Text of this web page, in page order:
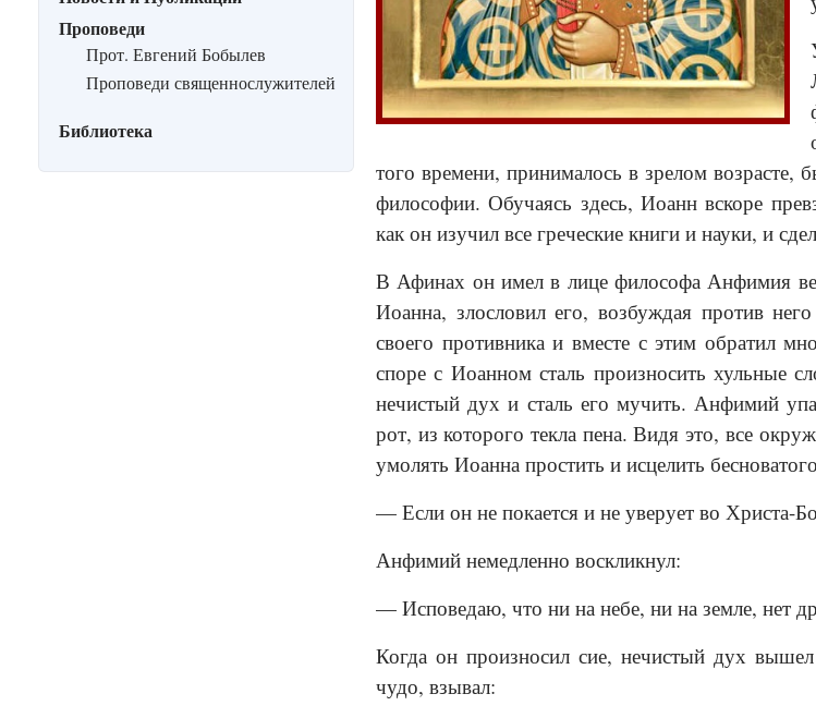
Проповеди
Прот. Евгений Бобылев
Проповеди священнослужителей
Библиотека
того времени, принималось в зрелом
философии. Обучаясь здесь, Иоанн вскоре
как он изучил все греческие книги и науки, и
В Афинах он имел в лице философа Анфимия
Иоанна, злословил его, возбуждая против
своего противника и вместе с этим обратил
споре с Иоанном сталь произносить хульные
нечистый дух и сталь его мучить. Анфимий
рот, из которого текла пена. Видя это, все
умолять Иоанна простить и исцелить
— Если он не покается и не уверует во Христа-
Анфимий немедленно воскликнул:
— Исповедаю, что ни на небе, ни на земле, нет
Когда он произносил сие, нечистый дух
чудо, взывал: